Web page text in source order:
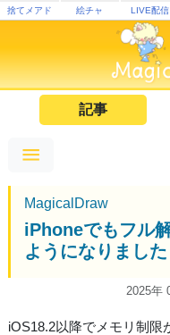
捨てメアド 絵チャ LIVE配信
記事
MagicalDraw
iPhoneでもフル
ようになりました
2025年
iOS18.2以降でメモリ制限